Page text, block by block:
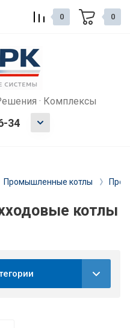
· Комплексы
34
0 0
Промышленные котлы
котлы